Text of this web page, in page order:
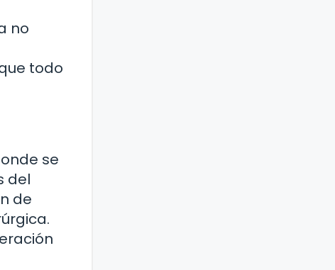
no
todo
se
del
de